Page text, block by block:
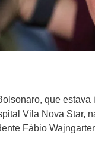
que
Vila Nova Star,
Fábio